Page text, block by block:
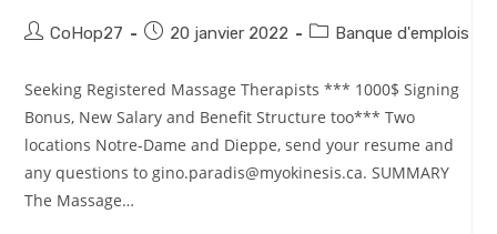
CoHop27 20 janvier 2022 Banque d'emplois
Seeking Registered Massage Therapists *** 1000$ Signing
Bonus, New Salary and Benefit Structure too*** Two
locations Notre-Dame and Dieppe, send your resume and
any questions to gino.paradis@myokinesis.ca. SUMMARY
The Massage…